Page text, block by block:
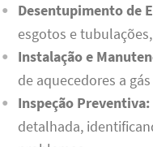
Desentupimento de
esgotos e
Instalação e
de aquecedores a
Inspeção Preventiva:
detalhada,